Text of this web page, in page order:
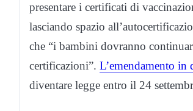
presentare i certificati di
lasciando spazio
che “i bambini dovranno
certificazioni”. L’emendamento
diventare legge entro il 24